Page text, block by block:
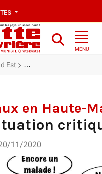
MENU
Est Hôpitaux en Haute-
en Haute-
11/2020